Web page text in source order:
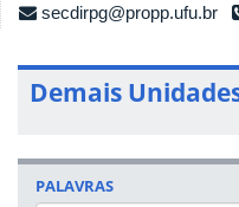
secdirpg@propp.ufu.br
Demais
PALAVRAS